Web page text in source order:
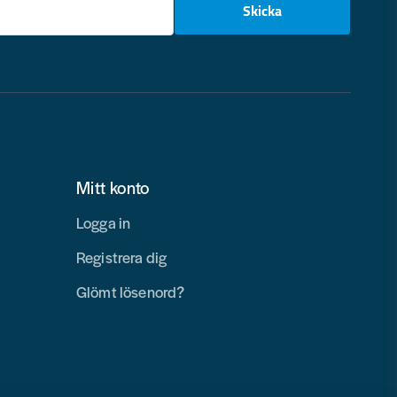
Skicka
Mitt konto
Logga in
Registrera dig
Glömt lösenord?